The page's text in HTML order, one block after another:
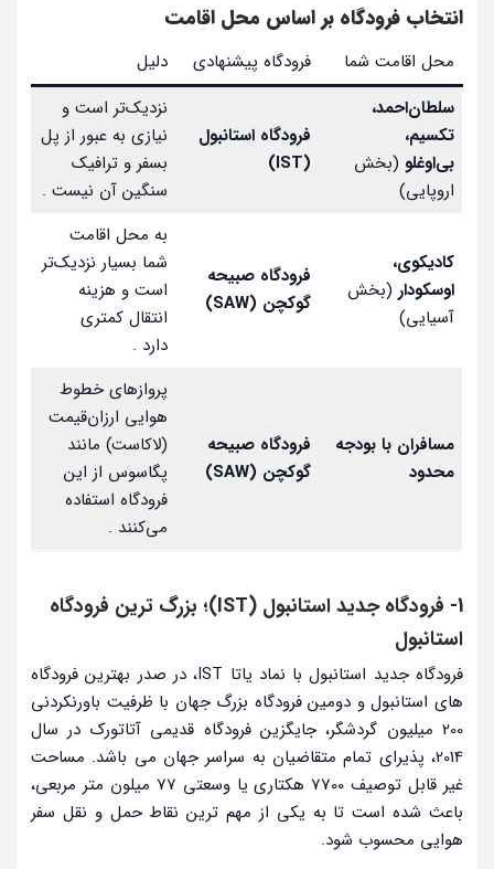
انتخاب فرودگاه بر اساس محل اقامت
محل اقامت شما فرودگاه پیشنهادی
دلیل
سلطان‌احمد،
تکسیم،
بی‌اوغلو (بخش
اروپایی)
فرودگاه استانبول
(IST)
نزدیک‌تر است و
نیازی به عبور از پل
بسفر و ترافیک
سنگین آن نیست .
کادیکوی،
اوسکودار (بخش
آسیایی)
فرودگاه صبیحه
گوکچن (SAW)
به محل اقامت
شما بسیار نزدیک‌تر
است و هزینه
انتقال کمتری
دارد .
مسافران با بودجه
محدود
فرودگاه صبیحه
گوکچن (SAW)
پروازهای خطوط
هوایی ارزان‌قیمت
(لاکاست) مانند
پگاسوس از این
فرودگاه استفاده
می‌کنند .
1- فرودگاه جدید استانبول (IST)؛ بزرگ ترین فرودگاه
استانبول
فرودگاه جدید استانبول با نماد یاتا IST، در صدر بهترین فرودگاه
های استانبول و دومین فرودگاه بزرگ جهان با ظرفیت باورنکردنی
200 میلیون گردشگر، جایگزین فرودگاه قدیمی آتاتورک در سال
2014، پذیرای تمام متقاضیان به سراسر جهان می باشد. مساحت
غیر قابل توصیف 7700 هکتاری یا وسعتی 77 میلون متر مربعی،
باعث شده است تا به یکی از مهم ترین نقاط حمل و نقل سفر
هوایی محسوب شود.